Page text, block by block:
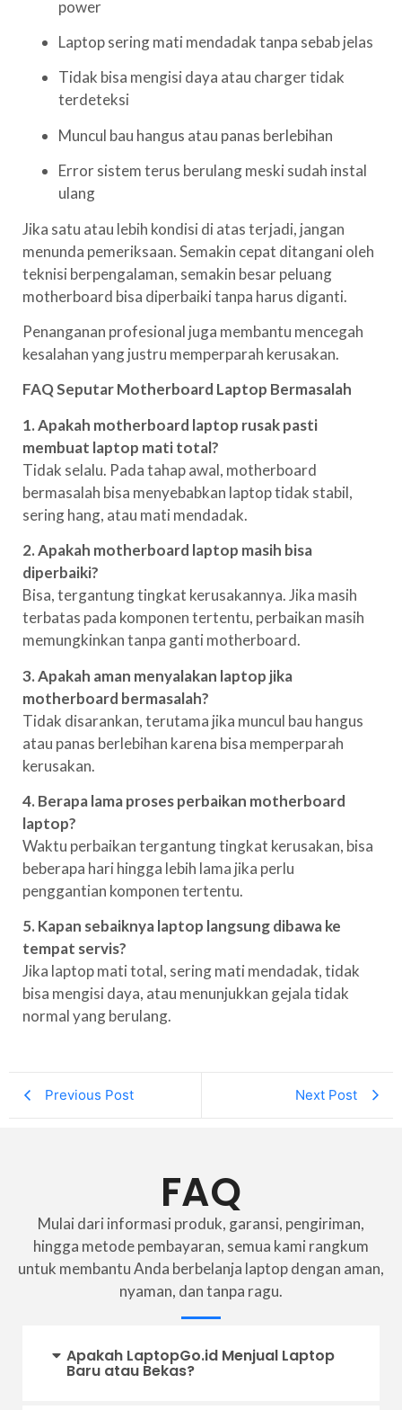
power
Laptop sering mati mendadak tanpa sebab jelas
Tidak bisa mengisi daya atau charger tidak
terdeteksi
Muncul bau hangus atau panas berlebihan
Error sistem terus berulang meski sudah instal
ulang
Jika satu atau lebih kondisi di atas terjadi, jangan
menunda pemeriksaan. Semakin cepat ditangani oleh
teknisi berpengalaman, semakin besar peluang
motherboard bisa diperbaiki tanpa harus diganti.
Penanganan profesional juga membantu mencegah
kesalahan yang justru memperparah kerusakan.
FAQ Seputar Motherboard Laptop Bermasalah
1. Apakah motherboard laptop rusak pasti
membuat laptop mati total?
Tidak selalu. Pada tahap awal, motherboard
bermasalah bisa menyebabkan laptop tidak stabil,
sering hang, atau mati mendadak.
2. Apakah motherboard laptop masih bisa
diperbaiki?
Bisa, tergantung tingkat kerusakannya. Jika masih
terbatas pada komponen tertentu, perbaikan masih
memungkinkan tanpa ganti motherboard.
3. Apakah aman menyalakan laptop jika
motherboard bermasalah?
Tidak disarankan, terutama jika muncul bau hangus
atau panas berlebihan karena bisa memperparah
kerusakan.
4. Berapa lama proses perbaikan motherboard
laptop?
Waktu perbaikan tergantung tingkat kerusakan, bisa
beberapa hari hingga lebih lama jika perlu
penggantian komponen tertentu.
5. Kapan sebaiknya laptop langsung dibawa ke
tempat servis?
Jika laptop mati total, sering mati mendadak, tidak
bisa mengisi daya, atau menunjukkan gejala tidak
normal yang berulang.
Previous Post Next Post
FAQ
Mulai dari informasi produk, garansi, pengiriman,
hingga metode pembayaran, semua kami rangkum
untuk membantu Anda berbelanja laptop dengan aman,
nyaman, dan tanpa ragu.
Apakah LaptopGo.id Menjual Laptop
Baru atau Bekas?